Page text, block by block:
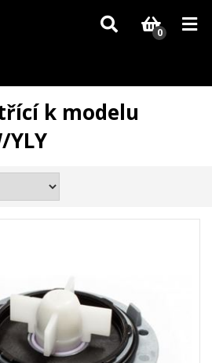
může dodání dílů, které nejsou skladem,
Děkujeme za pochopení.
0
k modelu
YLY